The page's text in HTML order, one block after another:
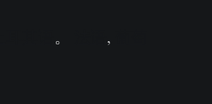
。 ,